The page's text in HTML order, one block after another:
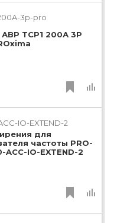
3p-pro
АВР ТСР1 200А 3Р
IO-EXTEND-2
для
частоты PRO-
ACC-IO-EXTEND-2